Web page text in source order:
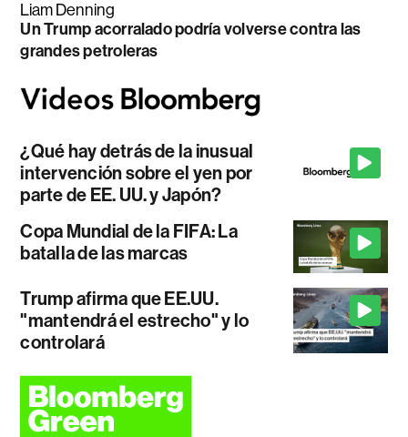
Liam Denning
Un Trump acorralado podría volverse contra las
grandes petroleras
¿Qué hay detrás de la inusual
intervención sobre el yen por
parte de EE. UU. y Japón?
Copa Mundial de la FIFA: La
batalla de las marcas
Trump afirma que EE.UU.
"mantendrá el estrecho" y lo
controlará